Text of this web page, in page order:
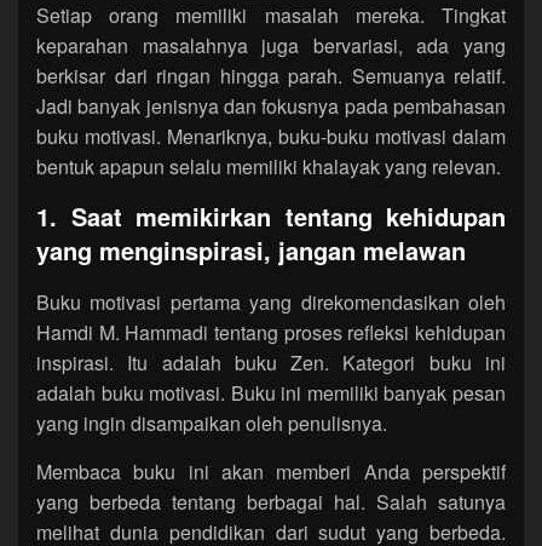
Setiap orang memiliki masalah mereka. Tingkat
keparahan masalahnya juga bervariasi, ada yang
berkisar dari ringan hingga parah. Semuanya relatif.
Jadi banyak jenisnya dan fokusnya pada pembahasan
buku motivasi. Menariknya, buku-buku motivasi dalam
bentuk apapun selalu memiliki khalayak yang relevan.
1. Saat memikirkan tentang kehidupan
yang menginspirasi, jangan melawan
Buku motivasi pertama yang direkomendasikan oleh
Hamdi M. Hammadi tentang proses refleksi kehidupan
inspirasi. Itu adalah buku Zen. Kategori buku ini
adalah buku motivasi. Buku ini memiliki banyak pesan
yang ingin disampaikan oleh penulisnya.
Membaca buku ini akan memberi Anda perspektif
yang berbeda tentang berbagai hal. Salah satunya
melihat dunia pendidikan dari sudut yang berbeda.